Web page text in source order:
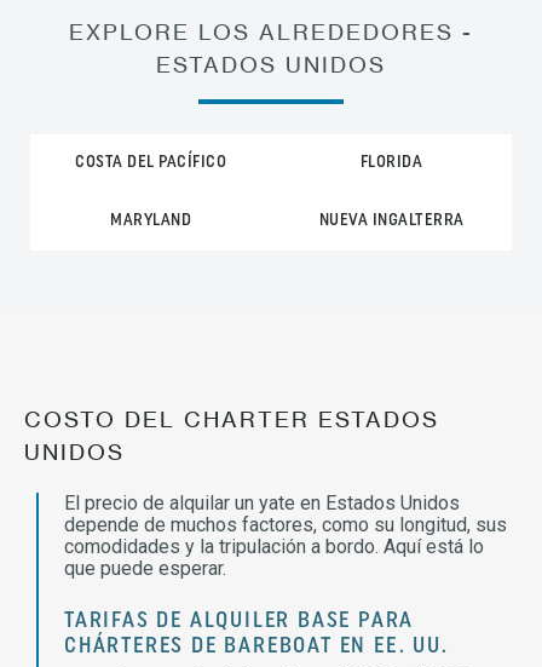
EXPLORE LOS ALREDEDORES -
ESTADOS UNIDOS
COSTA DEL PACÍFICO FLORIDA
MARYLAND NUEVA INGALTERRA
COSTO DEL CHARTER ESTADOS
UNIDOS
El precio de alquilar un yate en Estados Unidos
depende de muchos factores, como su longitud, sus
comodidades y la tripulación a bordo. Aquí está lo
que puede esperar.
TARIFAS DE ALQUILER BASE PARA
CHÁRTERES DE BAREBOAT EN EE. UU.